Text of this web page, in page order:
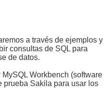
a través de ejemplos y
consultas de SQL para
de datos.
MySQL Workbench (software
prueba Sakila para usar los